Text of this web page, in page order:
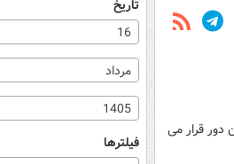
دور قرار می
تاریخ
16
مرداد
1405
فیلترها